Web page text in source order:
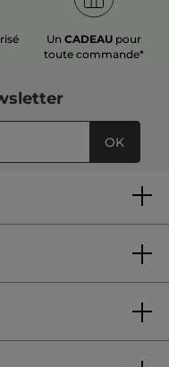
UnCADEAU pour
toute commande*
OK